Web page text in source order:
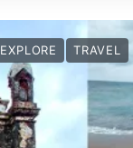
EXPLORE TRAVEL